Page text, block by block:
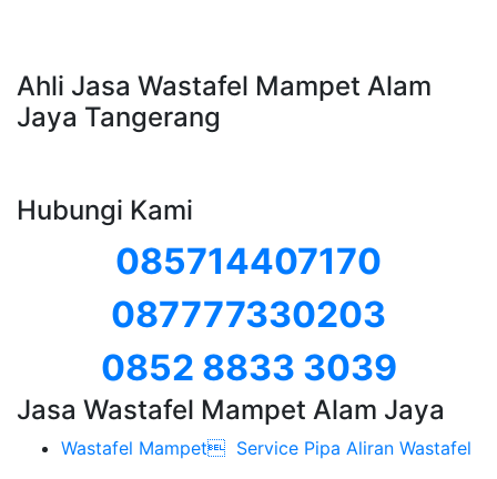
Ahli Jasa Wastafel Mampet Alam
Jaya Tangerang
Hubungi Kami
085714407170
087777330203
0852 8833 3039
Jasa Wastafel Mampet Alam Jaya
Wastafel Mampet Service Pipa Aliran Wastafel